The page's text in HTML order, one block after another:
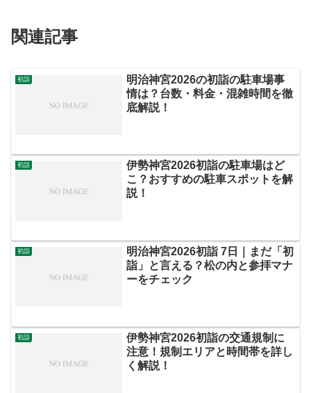
関連記事
初詣
明治神宮2026の初詣の駐車場事
情は？台数・料金・混雑時間を徹
底解説！
初詣
伊勢神宮2026初詣の駐車場はど
こ？おすすめの駐車スポットを解
説！
初詣
明治神宮2026初詣 7日｜まだ「初
詣」と言える？松の内と参拝マナ
ーをチェック
初詣
伊勢神宮2026初詣の交通規制に
注意！規制エリアと時間帯を詳し
く解説！